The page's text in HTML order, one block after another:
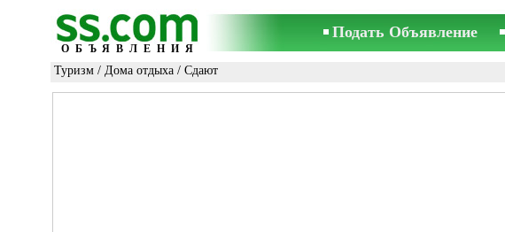
ОБЪЯВЛЕНИЯ
Подать Объявление
Туризм / Дома отдыха / Сдают